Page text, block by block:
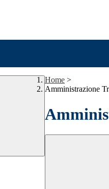
Home >
Amministrazione